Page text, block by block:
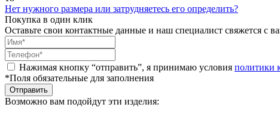
Нет нужного размера или затрудняетесь его определить?
Покупка в один клик
Оставьте свои контактные данные и наш специалист свяжется с
Нажимая кнопку “отправить”, я принимаю условия политики
*Поля обязательные для заполнения
Отправить
Возможно вам подойдут эти изделия: